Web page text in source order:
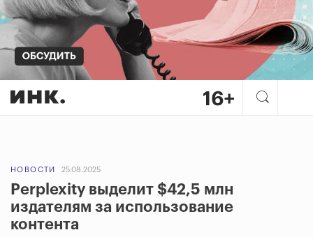
НОВОСТИ 25.08.2025
Perplexity выделит $42,5 млн
издателям за использование
контента